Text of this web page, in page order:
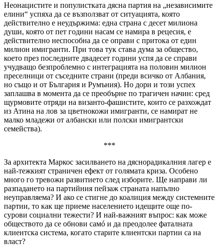
Неонацистите и популистката дясна партия на „независимите
елини“ успяха да се възползват от ситуацията, която
действително е неудържима: една страна с десет милиона
души, която от пет години насам се намира в рецесия, е
действително неспособна да се оправи с притока от един
милион имигранти. При това тук става дума за общество,
което през последните двадесет години успя да се справи
учудващо безпроблемно с интеграцията на половин милион
преселници от съседните страни (преди всичко от Албания,
но също и от България и Румъния). Но дори и този успех
заплашва в момента да се преобърне по трагичен начин: сред
щурмовите отряди на византо-фашистите, които се разхождат
из Атина на лов за цветнокожи имигранти, се намират не
малко младежи от албански или полски имигрантски
семейства).
***
За архитекта Маркос засилването на дяснорадикалния лагер е
най-тежкият страничен ефект от голямата криза. Особено
много го тревожи развитието след изборите. Ще направи ли
разпадането на партийния пейзаж страната напълно
неуправляема? И ако се стигне до коалиция между системните
партии, то как ще приеме населението идещите още по-
сурови социални тежести? И най-важният въпрос: как може
обществото да се обнови самó и да преодолее фаталната
клиентска система, когато старите клиентски партии са на
власт?